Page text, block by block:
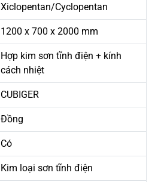
Xiclopentan/Cyclopentan
1200 x 700 x 2000 mm
Hợp kim sơn tĩnh điện + kính
cách nhiệt
CUBIGER
Đồng
Có
Kim loại sơn tĩnh điện